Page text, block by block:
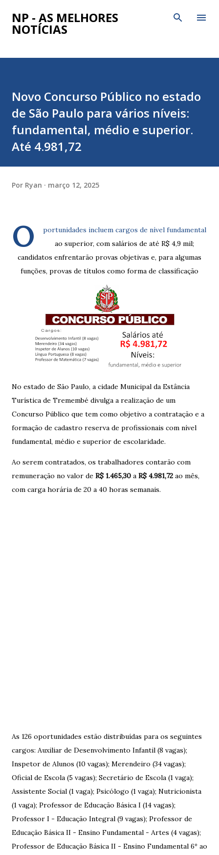
Pular para o conteúdo principal
NP - AS MELHORES
NOTÍCIAS
Novo Concurso Público no estado
de São Paulo para vários níveis:
fundamental, médio e superior.
Até 4.981,72
Por Ryan março 12, 2025
O
portunidades incluem cargos de nível fundamental
ao superior, com salários de até R$ 4,9 mil;
candidatos enfrentarão provas objetivas e, para algumas
funções, provas de títulos como forma de classificação
No estado de São Paulo, a cidade Municipal da Estância
Turística de Tremembé divulga a realização de um
Concurso Público que tem como objetivo a contratação e a
formação de cadastro reserva de profissionais com nível
fundamental, médio e superior de escolaridade.
Ao serem contratados, os trabalhadores contarão com
remuneração no valor de R$ 1.465,30 a R$ 4.981,72 ao mês,
com carga horária de 20 a 40 horas semanais.
As 126 oportunidades estão distribuídas para os seguintes
cargos: Auxiliar de Desenvolvimento Infantil (8 vagas);
Inspetor de Alunos (10 vagas); Merendeiro (34 vagas);
Oficial de Escola (5 vagas); Secretário de Escola (1 vaga);
Assistente Social (1 vaga); Psicólogo (1 vaga); Nutricionista
(1 vaga); Professor de Educação Básica I (14 vagas);
Professor I - Educação Integral (9 vagas); Professor de
Educação Básica II - Ensino Fundamental - Artes (4 vagas);
Professor de Educação Básica II - Ensino Fundamental 6º ao